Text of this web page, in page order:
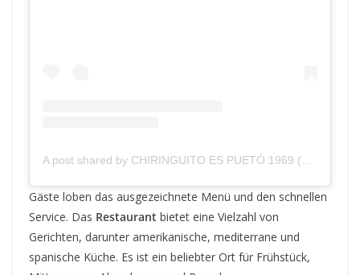
A post shared by CHIRINGUITO ES PUETÓ 1969 (@espueto1969)
Gäste loben das ausgezeichnete Menü und den schnellen
Service. Das Restaurant bietet eine Vielzahl von
Gerichten, darunter amerikanische, mediterrane und
spanische Küche. Es ist ein beliebter Ort für Frühstück,